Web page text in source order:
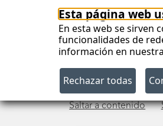
Esta página web
En esta web se sirven
funcionalidades de
información en nuestra
Saltar a contenido